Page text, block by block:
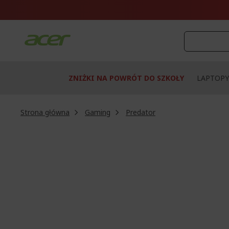
ZNIŻKI NA POWRÓT DO SZKOŁY LAPTOPY
Strona główna Gaming
Predator